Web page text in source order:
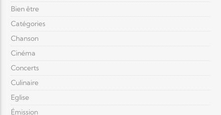
Bien être
Catégories
Chanson
Cinéma
Concerts
Culinaire
Eglise
Émission